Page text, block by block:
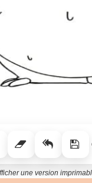
une version